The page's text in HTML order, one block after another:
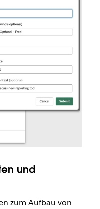
und
zum Aufbau von